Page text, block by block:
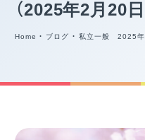
（2025年2月20日
Home ・ ブログ ・私立一般 2025年